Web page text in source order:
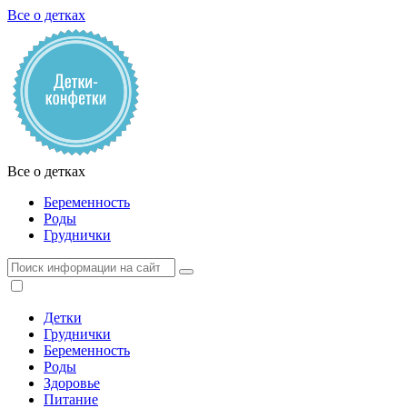
Все о детках
Все о детках
Беременность
Роды
Груднички
Детки
Груднички
Беременность
Роды
Здоровье
Питание